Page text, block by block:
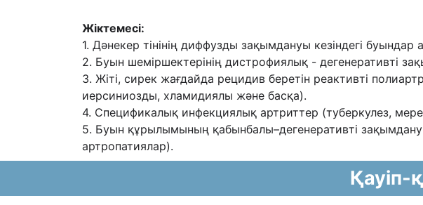
Жіктемесі:
1. Дəнекер тінінің диффузды зақымдануы кезіндегі буындар
2. Буын шеміршектерінің дистрофиялық - дегенеративті
3. Жіті, сирек жағдайда рецидив беретін реактивті
иерсиниозды, хламидиялы жəне басқа).
4. Спецификалық инфекциялық артриттер (туберкулез,
5. Буын құрылымының қабынбалы–дегенеративті
артропатиялар).
Қауіп-